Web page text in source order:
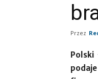
Przez
Polski